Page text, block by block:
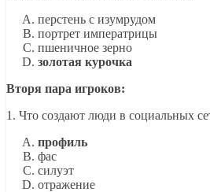
перстень с изумрудом
портрет императрицы
пшеничное зерно
золотая курочка
Вторя пара игроков:
1. Что создают люди в социальных
профиль
фас
силуэт
отражение